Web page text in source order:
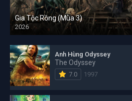
Gia Tộc Rồng (Mùa 3)
2026
Anh Hùng Odyssey
The Odyssey
7.0 1997